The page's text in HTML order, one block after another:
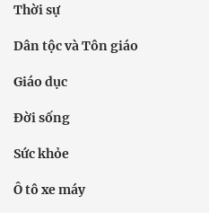
Thời sự
Dân tộc và Tôn giáo
Giáo dục
Đời sống
Sức khỏe
Ô tô xe máy